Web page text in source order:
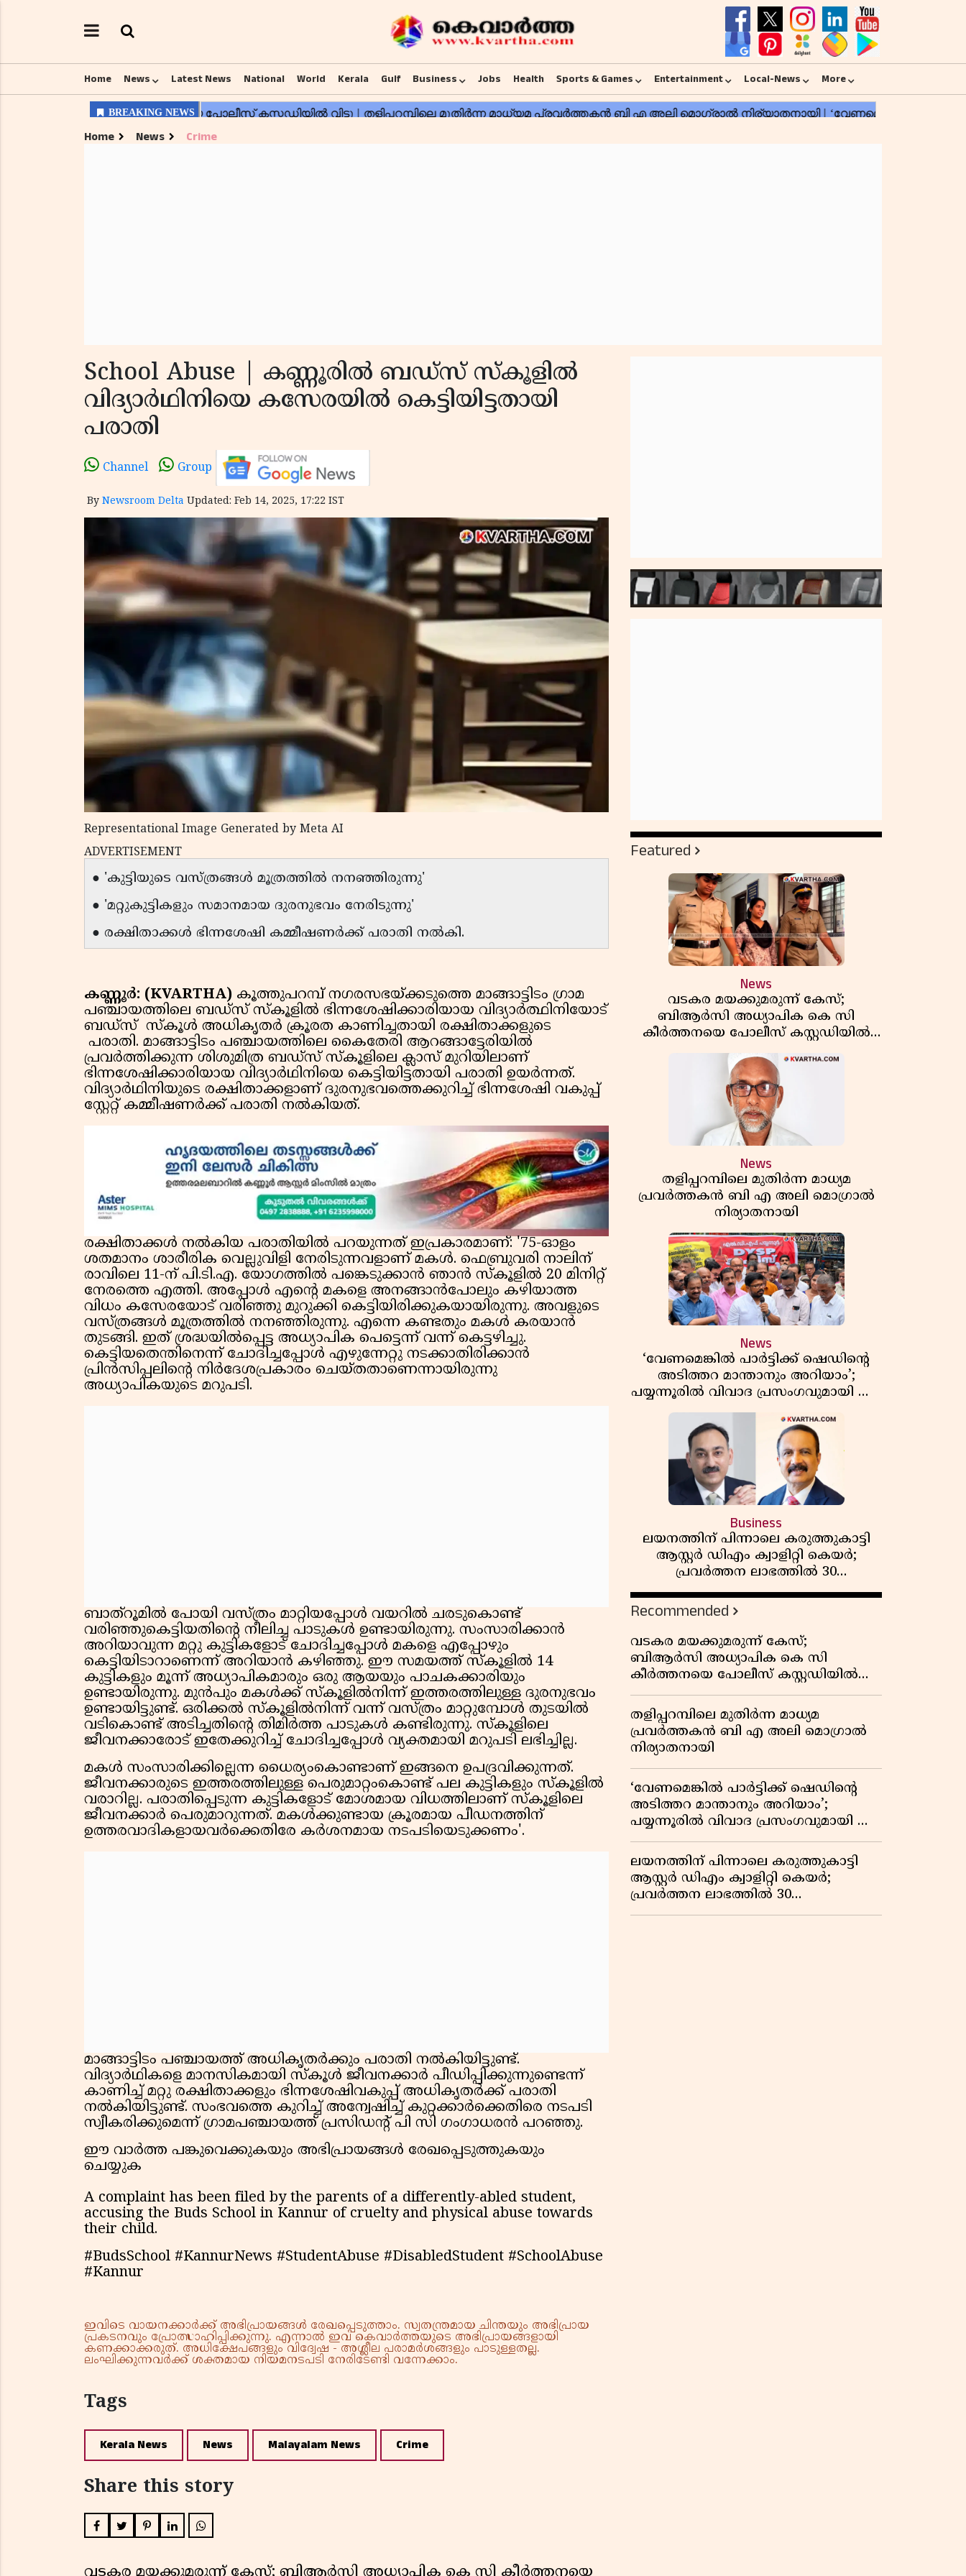
Home News Latest News National World Kerala Gulf Business Jobs Health Sports & Games Entertainment Local-News More
Home News Crime
School Abuse | കണ്ണൂരിൽ ബഡ്സ് സ്കൂളിൽ
വിദ്യാർഥിനിയെ കസേരയിൽ കെട്ടിയിട്ടതായി
പരാതി
Channel Group
By Newsroom Delta Updated: Feb 14, 2025, 17:22 IST
Representational Image Generated by Meta AI
ADVERTISEMENT
● 'കുട്ടിയുടെ വസ്ത്രങ്ങൾ മൂത്രത്തിൽ നനഞ്ഞിരുന്നു'
● 'മറ്റുകുട്ടികളും സമാനമായ ദുരനുഭവം നേരിടുന്നു'
● രക്ഷിതാക്കൾ ഭിന്നശേഷി കമ്മീഷണർക്ക് പരാതി നൽകി.
കണ്ണൂർ: (KVARTHA) കൂത്തുപറമ്പ് നഗരസഭയ്ക്കടുത്തെ മാങ്ങാട്ടിടം ഗ്രാമ
പഞ്ചായത്തിലെ ബഡ്സ് സ്കൂളിൽ ഭിന്നശേഷിക്കാരിയായ വിദ്യാർത്ഥിനിയോട്
ബഡ്സ് സ്കൂൾ അധികൃതർ ക്രൂരത കാണിച്ചതായി രക്ഷിതാക്കളുടെ
പരാതി. മാങ്ങാട്ടിടം പഞ്ചായത്തിലെ കൈതേരി ആറങ്ങാട്ടേരിയിൽ
പ്രവർത്തിക്കുന്ന ശിശുമിത്ര ബഡ്‌സ് സ്കൂളിലെ ക്ലാസ് മുറിയിലാണ്
ഭിന്നശേഷിക്കാരിയായ വിദ്യാർഥിനിയെ കെട്ടിയിട്ടതായി പരാതി ഉയർന്നത്.
വിദ്യാർഥിനിയുടെ രക്ഷിതാക്കളാണ് ദുരനുഭവത്തെക്കുറിച്ച് ഭിന്നശേഷി വകുപ്പ്
സ്റ്റേറ്റ് കമ്മീഷണർക്ക് പരാതി നൽകിയത്.
രക്ഷിതാക്കൾ നൽകിയ പരാതിയിൽ പറയുന്നത് ഇപ്രകാരമാണ്: '75-ഓളം
ശതമാനം ശാരീരിക വെല്ലുവിളി നേരിടുന്നവളാണ് മകൾ. ഫെബ്രുവരി നാലിന്
രാവിലെ 11-ന് പി.ടി.എ. യോഗത്തിൽ പങ്കെടുക്കാൻ ഞാൻ സ്കൂളിൽ 20 മിനിറ്റ്
നേരത്തെ എത്തി. അപ്പോൾ എൻ്റെ മകളെ അനങ്ങാൻപോലും കഴിയാത്ത
വിധം കസേരയോട് വരിഞ്ഞു മുറുക്കി കെട്ടിയിരിക്കുകയായിരുന്നു. അവളുടെ
വസ്ത്രങ്ങൾ മൂത്രത്തിൽ നനഞ്ഞിരുന്നു. എന്നെ കണ്ടതും മകൾ കരയാൻ
തുടങ്ങി. ഇത് ശ്രദ്ധയിൽപ്പെട്ട അധ്യാപിക പെട്ടെന്ന് വന്ന് കെട്ടഴിച്ചു.
കെട്ടിയതെന്തിനെന്ന് ചോദിച്ചപ്പോൾ എഴുന്നേറ്റു നടക്കാതിരിക്കാൻ
പ്രിൻസിപ്പലിന്റെ നിർദേശപ്രകാരം ചെയ്ത‌താണെന്നായിരുന്നു
അധ്യാപികയുടെ മറുപടി.
ബാത്റൂമിൽ പോയി വസ്ത്രം മാറ്റിയപ്പോൾ വയറിൽ ചരടുകൊണ്ട്
വരിഞ്ഞുകെട്ടിയതിന്റെ നീലിച്ച പാടുകൾ ഉണ്ടായിരുന്നു. സംസാരിക്കാൻ
അറിയാവുന്ന മറ്റു കുട്ടികളോട് ചോദിച്ചപ്പോൾ മകളെ എപ്പോഴും
കെട്ടിയിടാറാണെന്ന് അറിയാൻ കഴിഞ്ഞു. ഈ സമയത്ത് സ്‌കൂളിൽ 14
കുട്ടികളും മൂന്ന് അധ്യാപികമാരും ഒരു ആയയും പാചകക്കാരിയും
ഉണ്ടായിരുന്നു. മുൻപും മകൾക്ക് സ്‌കൂളിൽനിന്ന് ഇത്തരത്തിലുള്ള ദുരനുഭവം
ഉണ്ടായിട്ടുണ്ട്. ഒരിക്കൽ സ്‌കൂളിൽനിന്ന് വന്ന് വസ്ത്രം മാറ്റുമ്പോൾ തുടയിൽ
വടികൊണ്ട് അടിച്ചതിന്റെ തിമിർത്ത പാടുകൾ കണ്ടിരുന്നു. സ്കൂളിലെ
ജീവനക്കാരോട് ഇതേക്കുറിച്ച് ചോദിച്ചപ്പോൾ വ്യക്തമായി മറുപടി ലഭിച്ചില്ല.
മകൾ സംസാരിക്കില്ലെന്ന ധൈര്യംകൊണ്ടാണ് ഇങ്ങനെ ഉപദ്രവിക്കുന്നത്.
ജീവനക്കാരുടെ ഇത്തരത്തിലുള്ള പെരുമാറ്റംകൊണ്ട് പല കുട്ടികളും സ്കൂളിൽ
വരാറില്ല. പരാതിപ്പെടുന്ന കുട്ടികളോട് മോശമായ വിധത്തിലാണ് സ്കൂളിലെ
ജീവനക്കാർ പെരുമാറുന്നത്. മകൾക്കുണ്ടായ ക്രൂരമായ പീഡനത്തിന്
ഉത്തരവാദികളായവർക്കെതിരേ കർശനമായ നടപടിയെടുക്കണം'.
മാങ്ങാട്ടിടം പഞ്ചായത്ത് അധികൃതർക്കും പരാതി നൽകിയിട്ടുണ്ട്.
വിദ്യാർഥികളെ മാനസികമായി സ്കൂൾ ജീവനക്കാർ പീഡിപ്പിക്കുന്നുണ്ടെന്ന്
കാണിച്ച് മറ്റു രക്ഷിതാക്കളും ഭിന്നശേഷിവകുപ്പ് അധികൃതർക്ക് പരാതി
നൽകിയിട്ടുണ്ട്. സംഭവത്തെ കുറിച്ച് അന്വേഷിച്ച് കുറ്റക്കാർക്കെതിരെ നടപടി
സ്വീകരിക്കുമെന്ന് ഗ്രാമപഞ്ചായത്ത് പ്രസിഡൻ്റ് പി സി ഗംഗാധരൻ പറഞ്ഞു.
ഈ വാർത്ത പങ്കുവെക്കുകയും അഭിപ്രായങ്ങൾ രേഖപ്പെടുത്തുകയും
ചെയ്യുക
A complaint has been filed by the parents of a differently-abled student,
accusing the Buds School in Kannur of cruelty and physical abuse towards
their child.
#BudsSchool #KannurNews #StudentAbuse #DisabledStudent #SchoolAbuse
#Kannur
ഇവിടെ വായനക്കാർക്ക് അഭിപ്രായങ്ങൾ രേഖപ്പെടുത്താം. സ്വതന്ത്രമായ ചിന്തയും അഭിപ്രായ
പ്രകടനവും പ്രോത്സാഹിപ്പിക്കുന്നു. എന്നാൽ ഇവ കെവാർത്തയുടെ അഭിപ്രായങ്ങളായി
കണക്കാക്കരുത്. അധിക്ഷേപങ്ങളും വിദ്വേഷ - അശ്ലീല പരാമർശങ്ങളും പാടുള്ളതല്ല.
ലംഘിക്കുന്നവർക്ക് ശക്തമായ നിയമനടപടി നേരിടേണ്ടി വന്നേക്കാം.
Tags
Kerala News News Malayalam News Crime
Share this story
Featured
News
വടകര മയക്കുമരുന്ന് കേസ്;
ബിആർസി അധ്യാപിക കെ സി
കീർത്തനയെ പോലീസ് കസ്റ്റഡിയിൽ
News
തളിപ്പറമ്പിലെ മുതിർന്ന മാധ്യമ
പ്രവർത്തകൻ ബി എ അലി മൊഗ്രാൽ
നിര്യാതനായി
News
‘വേണമെങ്കിൽ പാർട്ടിക്ക് ഷെഡിൻ്റെ
അടിത്തറ മാന്താനും അറിയാം’;
പയ്യന്നൂരിൽ വിവാദ പ്രസംഗവുമായി കെ
കെ രാഗേഷ്
Business
ലയനത്തിന് പിന്നാലെ കരുത്തുകാട്ടി
ആസ്റ്റർ ഡിഎം ക്വാളിറ്റി കെയർ;
പ്രവർത്തന ലാഭത്തിൽ 30
ശതമാനത്തിൻ്റെ വളർച്ച,
വരുമാനത്തിലും ലാഭത്തിലും വൻ
കുതിപ്പ് രേഖപ്പെടുത്തി ആദ്യ പാദ
റിപ്പോർട്ട് പുറത്ത്
Recommended
വടകര മയക്കുമരുന്ന് കേസ്;
ബിആർസി അധ്യാപിക കെ സി
കീർത്തനയെ പോലീസ് കസ്റ്റഡിയിൽ
വിട്ടു
തളിപ്പറമ്പിലെ മുതിർന്ന മാധ്യമ
പ്രവർത്തകൻ ബി എ അലി മൊഗ്രാൽ
നിര്യാതനായി
‘വേണമെങ്കിൽ പാർട്ടിക്ക് ഷെഡിൻ്റെ
അടിത്തറ മാന്താനും അറിയാം’;
പയ്യന്നൂരിൽ വിവാദ പ്രസംഗവുമായി കെ
കെ രാഗേഷ്
ലയനത്തിന് പിന്നാലെ കരുത്തുകാട്ടി
ആസ്റ്റർ ഡിഎം ക്വാളിറ്റി കെയർ;
പ്രവർത്തന ലാഭത്തിൽ 30
ശതമാനത്തിൻ്റെ വളർച്ച,